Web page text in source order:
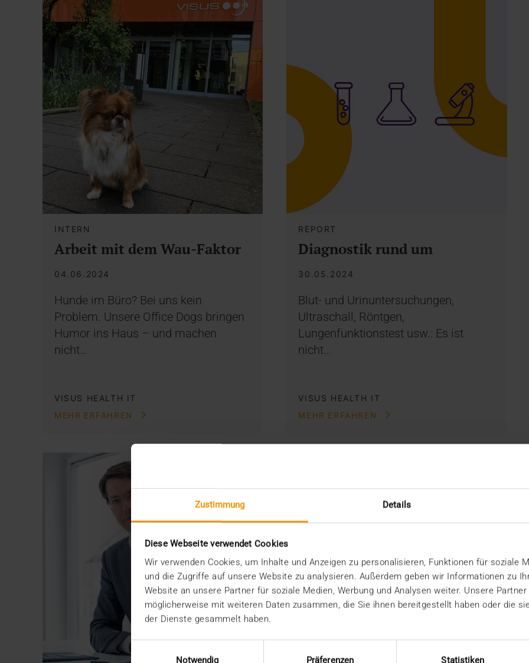
Zustimmung Details
Diese Webseite verwendet Cookies
Wir verwenden Cookies, um Inhalte und Anzeigen zu personalisieren, Funktionen für soziale
und die Zugriffe auf unsere Website zu analysieren. Außerdem geben wir Informationen zu
Website an unsere Partner für soziale Medien, Werbung und Analysen weiter. Unsere
möglicherweise mit weiteren Daten zusammen, die Sie ihnen bereitgestellt haben oder die
der Dienste gesammelt haben.
Notwendig
Präferenzen Statistiken
INTERN
Arbeit mit dem Wau-Faktor
04.06.2024
Hunde im Büro? Bei uns kein
Problem. Unsere Office Dogs bringen
Humor ins Haus – und machen
nicht…
VISUS HEALTH IT
MEHR ERFAHREN
REPORT
Diagnostik rund um
30.05.2024
Blut- und Urinuntersuchungen,
Ultraschall, Röntgen,
Lungenfunktionstest usw.: Es ist
nicht…
VISUS HEALTH IT
MEHR ERFAHREN